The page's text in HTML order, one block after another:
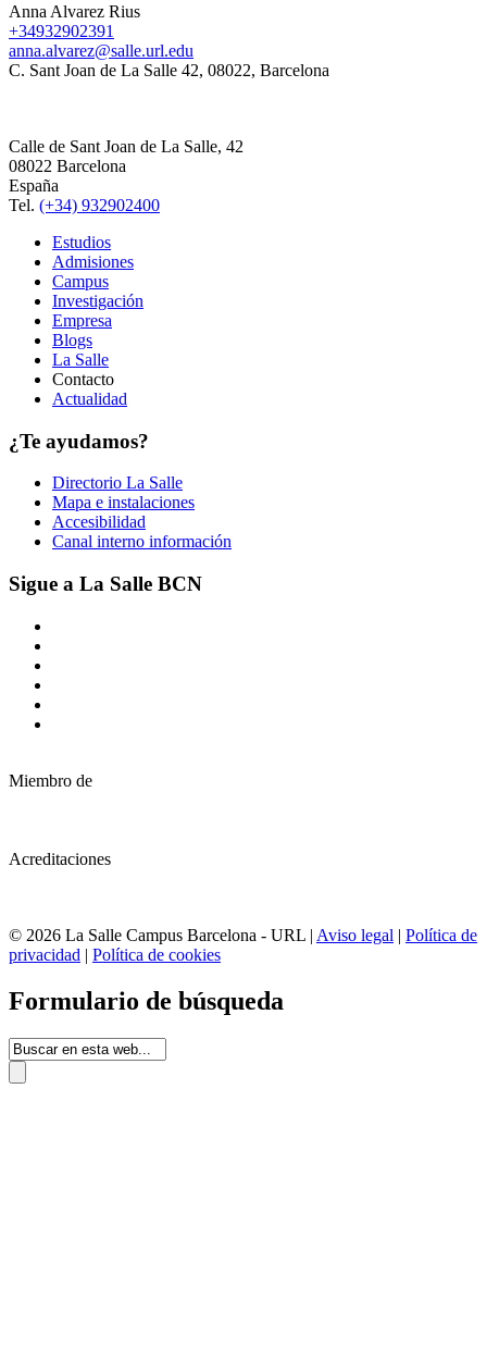
Anna Alvarez Rius
+34932902391
anna.alvarez@salle.url.edu
C. Sant Joan de La Salle 42, 08022, Barcelona
Calle de Sant Joan de La Salle, 42
08022 Barcelona
España
Tel. (+34) 932902400
Estudios
Admisiones
Campus
Investigación
Empresa
Blogs
La Salle
Contacto
Actualidad
¿Te ayudamos?
Directorio La Salle
Mapa e instalaciones
Accesibilidad
Canal interno información
Sigue a La Salle BCN
Miembro de
Acreditaciones
© 2026 La Salle Campus Barcelona - URL | Aviso legal | Política de
privacidad | Política de cookies
Formulario de búsqueda